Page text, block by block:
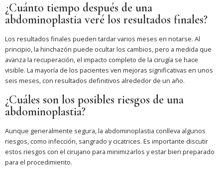
¿Cuánto tiempo después de una
abdominoplastia veré los resultados finales?
Los resultados finales pueden tardar varios meses en notarse. Al
principio, la hinchazón puede ocultar los cambios, pero a medida que
avanza la recuperación, el impacto completo de la cirugía se hace
visible. La mayoría de los pacientes ven mejoras significativas en unos
seis meses, con resultados definitivos alrededor de un año.
¿Cuáles son los posibles riesgos de una
abdominoplastia?
Aunque generalmente segura, la abdominoplastia conlleva algunos
riesgos, como infección, sangrado y cicatrices. Es importante discutir
estos riesgos con el cirujano para minimizarlos y estar bien preparado
para el procedimiento.